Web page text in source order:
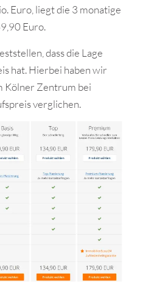
Euro, liegt die 3 monatige
Euro.
dass die Lage
hat. Hierbei haben wir
Kölner Zentrum bei
verglichen.